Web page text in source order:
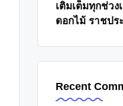
เติมเต็มทุกช่ว
ดอกไม้ ราชปร
Recent